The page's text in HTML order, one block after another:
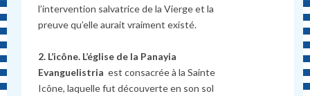
l’intervention salvatrice de la Vierge et la
preuve qu’elle aurait vraiment existé.
2. L’icône. L’église de la Panayia
Evanguelistria est consacrée à la Sainte
Icône, laquelle fut découverte en son sol